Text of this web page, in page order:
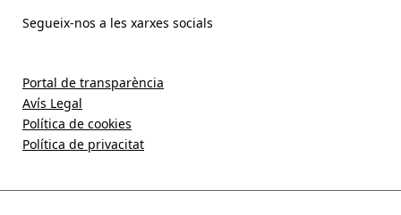
Segueix-nos a les xarxes socials
Portal de transparència
Avís Legal
Política de cookies
Política de privacitat